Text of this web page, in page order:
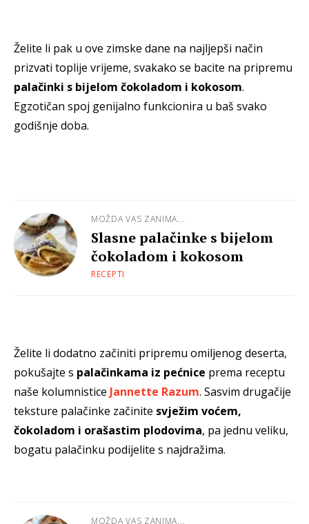
Želite li pak u ove zimske dane na najljepši način
prizvati toplije vrijeme, svakako se bacite na pripremu
palačinki s bijelom čokoladom i kokosom.
Egzotičan spoj genijalno funkcionira u baš svako
godišnje doba.
MOŽDA VAS ZANIMA...
Slasne palačinke s bijelom
čokoladom i kokosom
RECEPTI
Želite li dodatno začiniti pripremu omiljenog deserta,
pokušajte s palačinkama iz pećnice prema receptu
naše kolumnistice Jannette Razum. Sasvim drugačije
teksture palačinke začinite svježim voćem,
čokoladom i orašastim plodovima, pa jednu veliku,
bogatu palačinku podijelite s najdražima.
MOŽDA VAS ZANIMA...